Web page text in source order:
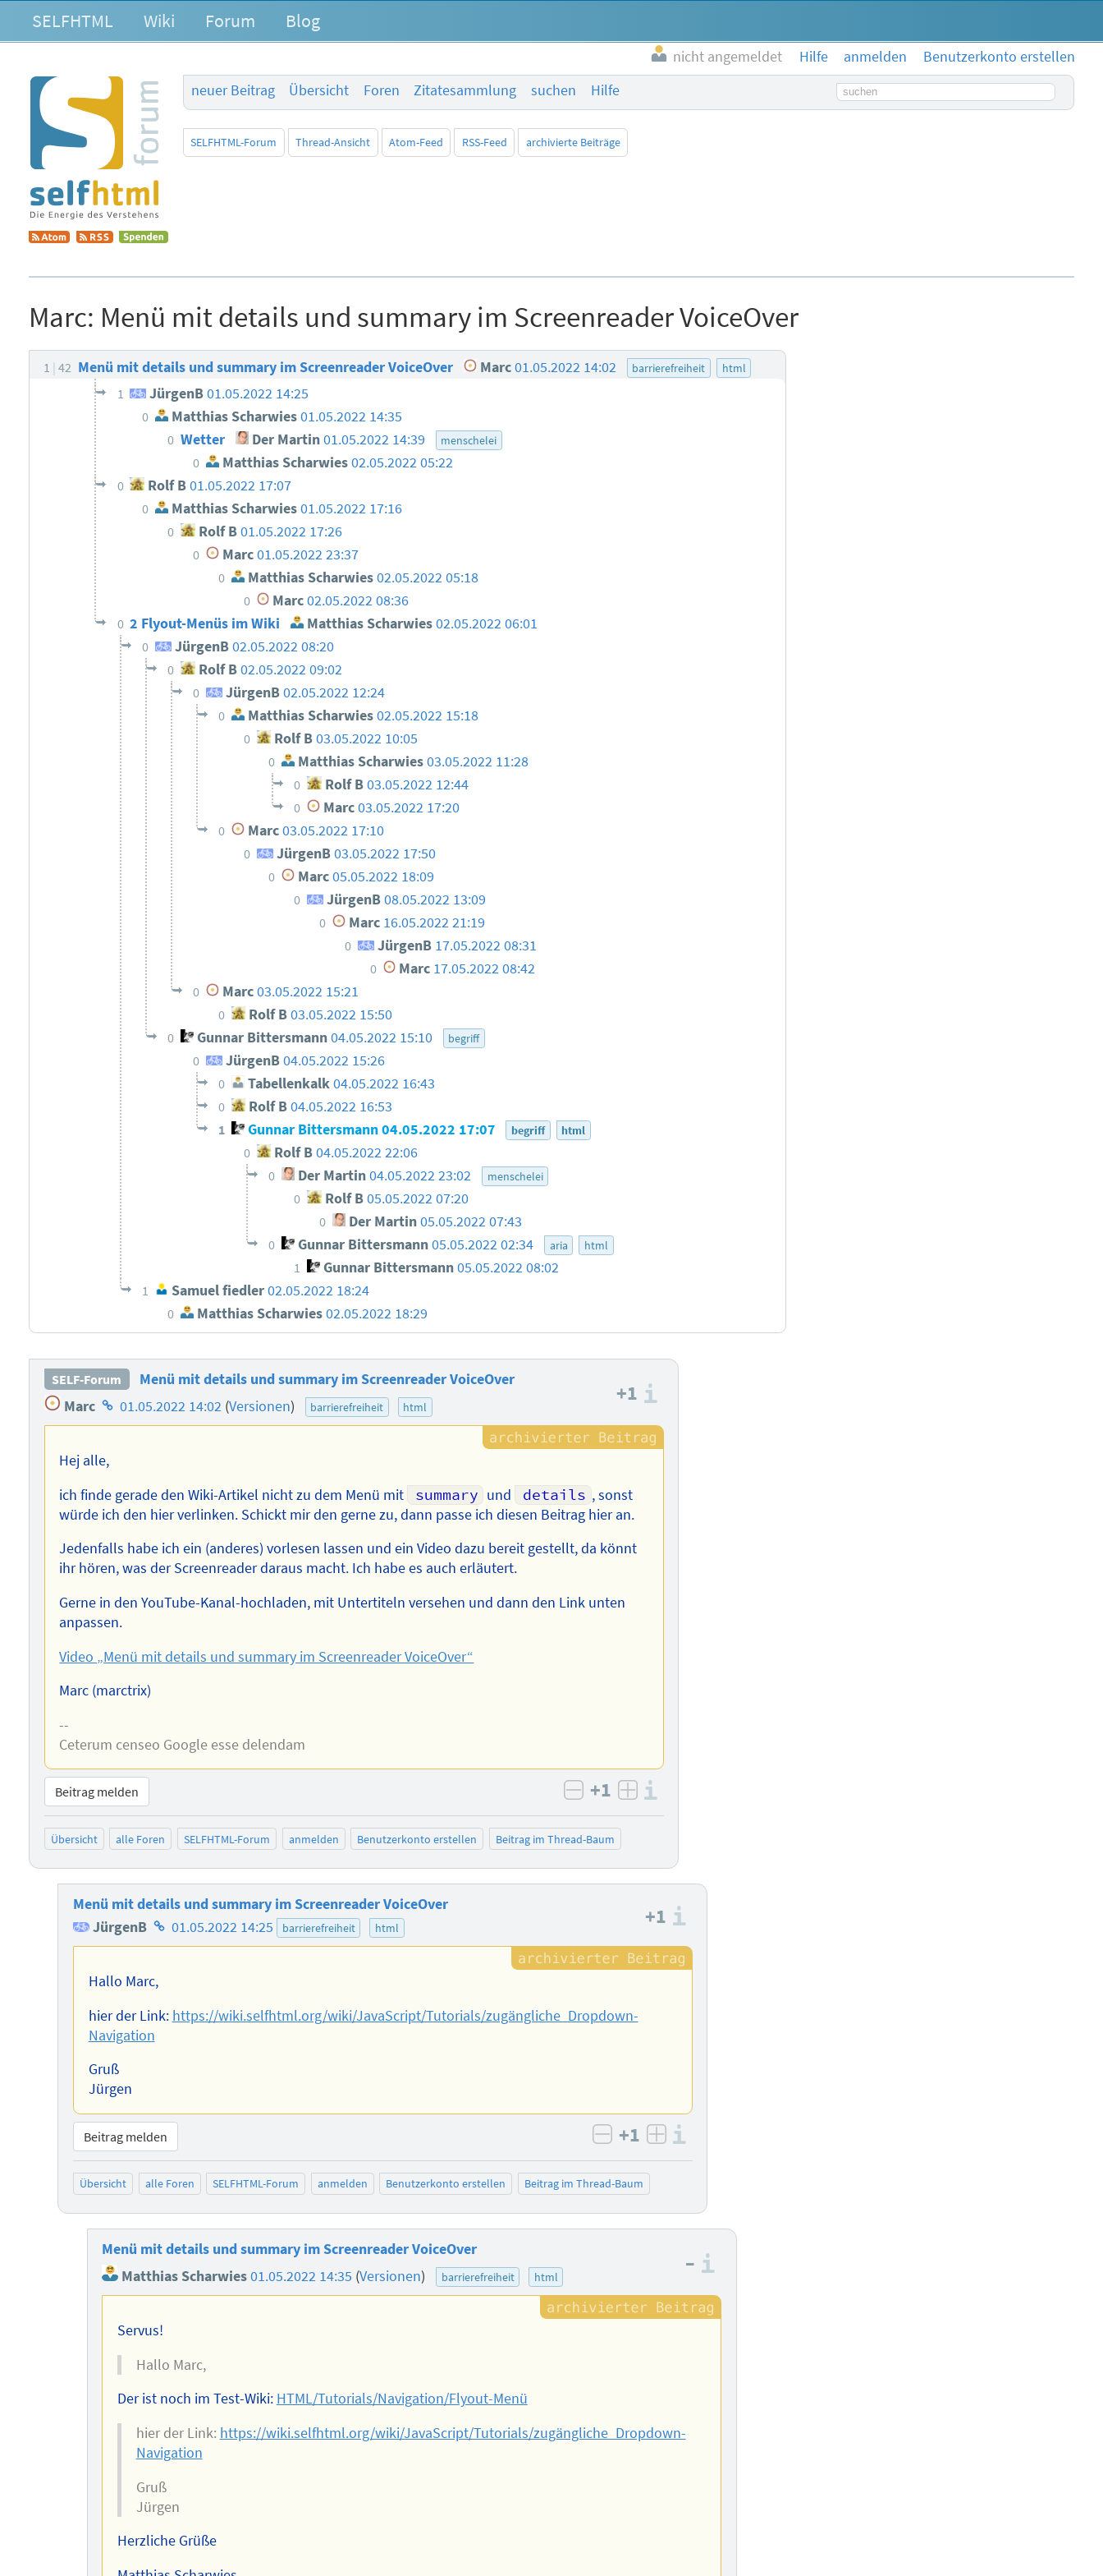
SELFHTML Wiki Forum Blog
nicht angemeldet Hilfe anmelden
Benutzerkonto erstellen
neuer Beitrag
Übersicht Foren Zitatesammlung suchen Hilfe Suchbegriff
SELFHTML-Forum Thread-Ansicht Atom-Feed RSS-Feed archivierte Beiträge
Marc: Menü mit details und summary im Screenreader VoiceOver
1 42 Menü mit details und summary im Screenreader VoiceOver Marc01.05.2022 14:02 barrierefreiheit html
1 JürgenB 01.05.2022 14:25
0 Matthias Scharwies01.05.2022 14:35
0 Wetter Der Martin01.05.2022 14:39 menschelei
0 Matthias Scharwies02.05.2022 05:22
0 Rolf B01.05.2022 17:07
0 Matthias Scharwies01.05.2022 17:16
0 Rolf B01.05.2022 17:26
0 Marc01.05.2022 23:37
0 Matthias Scharwies 02.05.2022 05:18
0 Marc02.05.2022 08:36
0 2 Flyout-Menüs im Wiki Matthias Scharwies02.05.2022 06:01
0 JürgenB02.05.2022 08:20
0 Rolf B02.05.2022 09:02
0 JürgenB02.05.2022 12:24
0 Matthias Scharwies 02.05.2022 15:18
0 Rolf B03.05.2022 10:05
0 Matthias Scharwies03.05.2022 11:28
0 Rolf B03.05.2022 12:44
0 Marc03.05.2022 17:20
0 Marc 03.05.2022 17:10
0 JürgenB 03.05.2022 17:50
0 Marc05.05.2022 18:09
0 JürgenB08.05.2022 13:09
0 Marc 16.05.2022 21:19
0 JürgenB 17.05.2022 08:31
0 Marc 17.05.2022 08:42
0 Marc03.05.2022 15:21
0 Rolf B03.05.2022 15:50
0 Gunnar Bittersmann04.05.2022 15:10 begriff
0 JürgenB04.05.2022 15:26
0 Tabellenkalk 04.05.2022 16:43
0 Rolf B04.05.2022 16:53
1 Gunnar Bittersmann 04.05.2022 17:07 begriff html
0 Rolf B04.05.2022 22:06
0 Der Martin04.05.2022 23:02 menschelei
0 Rolf B05.05.2022 07:20
0 Der Martin05.05.2022 07:43
0 Gunnar Bittersmann05.05.2022 02:34 aria html
1 Gunnar Bittersmann05.05.2022 08:02
1 Samuel fiedler02.05.2022 18:24
0 Matthias Scharwies02.05.2022 18:29
SELF-Forum
Menü mit details und summary im Screenreader VoiceOver
Marc Homepage
des
01.05.2022 14:02 (Versionen) barrierefreiheit html
+1
Hej alle,
ich finde gerade den Wiki-Artikel nicht zu dem Menü mit
summary und details , sonst
würde ich den hier verlinken. Schickt mir den gerne zu, dann passe ich diesen Beitrag hier an.
Jedenfalls habe ich ein (anderes) vorlesen lassen und ein Video dazu bereit gestellt, da könnt
ihr hören, was der Screenreader daraus macht. Ich habe es auch erläutert.
Gerne in den YouTube-Kanal-hochladen, mit Untertiteln versehen und dann den Link unten
anpassen.
Video „Menü mit details und summary im Screenreader VoiceOver“
Marc (marctrix)
--
Ceterum censeo Google esse delendam
Beitrag melden negativ bewerten
+1 positiv bewerten
Übersicht alle Foren SELFHTML-Forum anmelden Benutzerkonto erstellen Beitrag im Thread-Baum
Menü mit details und summary im Screenreader VoiceOver
JürgenB Homepage
des
01.05.2022 14:25 barrierefreiheit html +1
Hallo Marc,
hier der Link: https://wiki.selfhtml.org/wiki/JavaScript/Tutorials/zugängliche_Dropdown-
Navigation
Gruß
Jürgen
Beitrag melden negativ bewerten
+1 positiv bewerten
Übersicht alle Foren SELFHTML-Forum anmelden Benutzerkonto erstellen Beitrag im Thread-Baum
Menü mit details und summary im Screenreader VoiceOver
Matthias Scharwies01.05.2022 14:35 (Versionen) barrierefreiheit html
–
Servus!
Hallo Marc,
Der ist noch im Test-Wiki: HTML/Tutorials/Navigation/Flyout-Menü
hier der Link: https://wiki.selfhtml.org/wiki/JavaScript/Tutorials/zugängliche_Dropdown-
Navigation
Gruß
Jürgen
Herzliche Grüße